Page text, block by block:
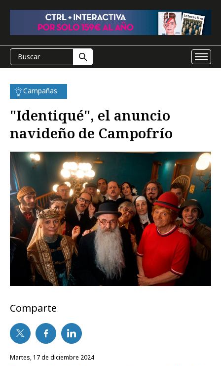
Campañas
"Identiqué", el anuncio
navideño de Campofrío
Comparte
martes, 17 de diciembre 2024